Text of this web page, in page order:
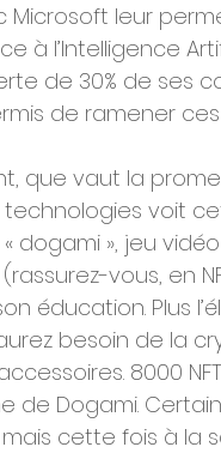
Microsoft leur
à l’Intelligence
de 30% de ses
de ramener ces
que vaut la
voit
dogami », jeu
vous, en
éducation. Plus
besoin de la
8000
de Dogami.
cette fois à la